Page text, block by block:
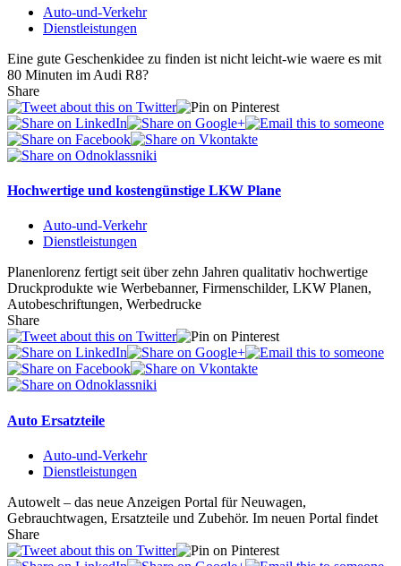
Auto-und-Verkehr
Dienstleistungen
Eine gute Geschenkidee zu finden ist nicht leicht-wie waere es mit
80 Minuten im Audi R8?
Share
Hochwertige und kostengünstige LKW Plane
Auto-und-Verkehr
Dienstleistungen
Planenlorenz fertigt seit über zehn Jahren qualitativ hochwertige
Druckprodukte wie Werbebanner, Firmenschilder, LKW Planen,
Autobeschriftungen, Werbedrucke
Share
Auto Ersatzteile
Auto-und-Verkehr
Dienstleistungen
Autowelt – das neue Anzeigen Portal für Neuwagen,
Gebrauchtwagen, Ersatzteile und Zubehör. Im neuen Portal findet
Share